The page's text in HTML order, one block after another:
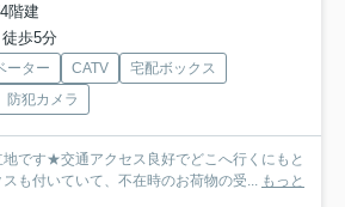
階建
歩5分
ーター CATV
宅配ボックス
防犯カメラ
です★交通アクセス良好でどこへ行くにもと
も付いていて、不在時のお荷物の受... もっと